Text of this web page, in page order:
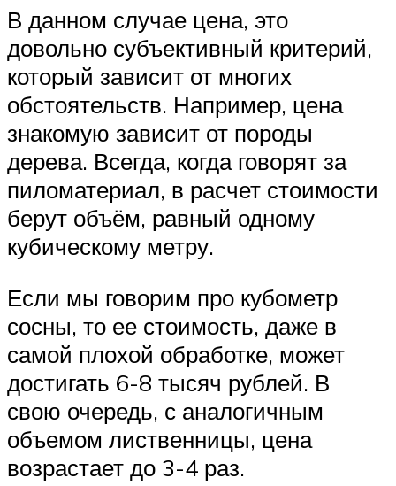
В данном случае цена, это
довольно субъективный критерий,
который зависит от многих
обстоятельств. Например, цена
знакомую зависит от породы
дерева. Всегда, когда говорят за
пиломатериал, в расчет стоимости
берут объём, равный одному
кубическому метру.
Если мы говорим про кубометр
сосны, то ее стоимость, даже в
самой плохой обработке, может
достигать 6-8 тысяч рублей. В
свою очередь, с аналогичным
объемом лиственницы, цена
возрастает до 3-4 раз.